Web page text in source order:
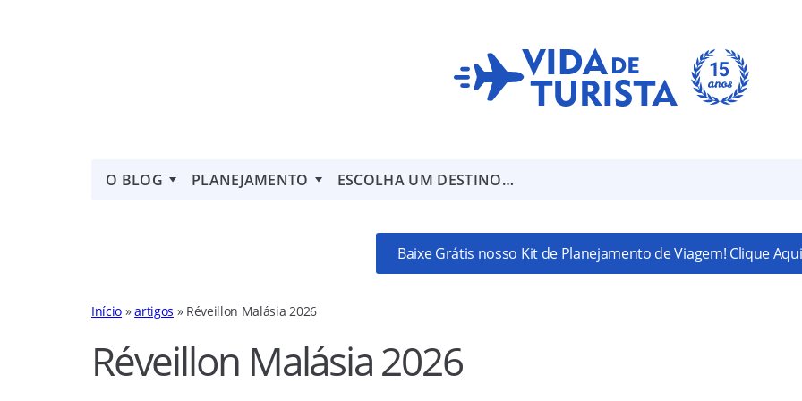
O BLOG PLANEJAMENTO ESCOLHA UM DESTINO…
Baixe Grátis nosso Kit de Planejamento de Viagem! Clique
Início »artigos » Réveillon Malásia 2026
Réveillon Malásia 2026